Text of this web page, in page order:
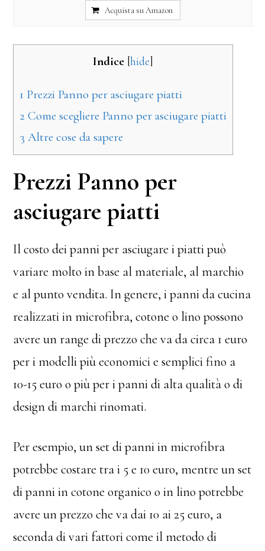
Acquista su Amazon
Indice [hide]
1 Prezzi Panno per asciugare piatti
2 Come scegliere Panno per asciugare piatti
3 Altre cose da sapere
Prezzi Panno per
asciugare piatti
Il costo dei panni per asciugare i piatti può
variare molto in base al materiale, al marchio
e al punto vendita. In genere, i panni da cucina
realizzati in microfibra, cotone o lino possono
avere un range di prezzo che va da circa 1 euro
per i modelli più economici e semplici fino a
10-15 euro o più per i panni di alta qualità o di
design di marchi rinomati.
Per esempio, un set di panni in microfibra
potrebbe costare tra i 5 e 10 euro, mentre un set
di panni in cotone organico o in lino potrebbe
avere un prezzo che va dai 10 ai 25 euro, a
seconda di vari fattori come il metodo di